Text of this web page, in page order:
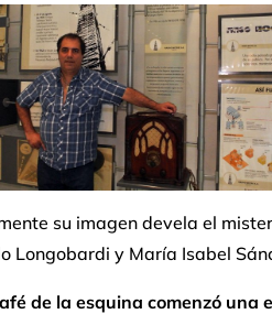
su imagen devela el
Longobardi y María Isabel
de la esquina comenzó